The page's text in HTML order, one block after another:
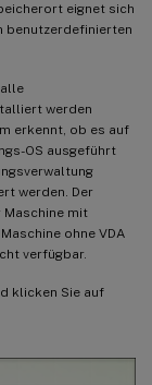
eignet sich
benutzerdefinierten
werden
erkennt, ob es auf
OS ausgeführt
werden. Der
Maschine mit
ohne VDA
verfügbar.
klicken Sie auf